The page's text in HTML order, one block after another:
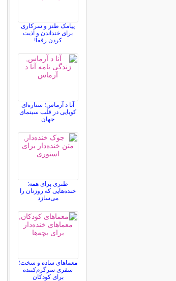
پیامک طنز و سرکاری
برای خنداندن و اذیت
کردن رفقا!
آنا د آرماس؛ ستاره‌ای
کوبایی در قلب سینمای
جهان
طنزی برای همه:
خنده‌هایی که روزتان را
می‌سازد
معماهای ساده و سخت؛
سفری سرگرم‌کننده
برای کودکان